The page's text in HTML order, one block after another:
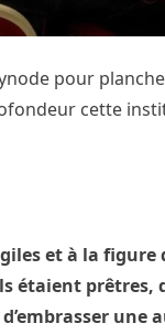
pour
cette
et à la figure
étaient prêtres,
une